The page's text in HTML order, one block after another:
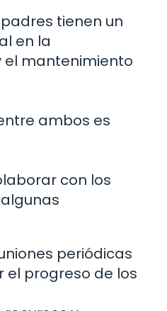
tienen un
en la
mantenimiento
ambos es
con los
periódicas
el progreso de los